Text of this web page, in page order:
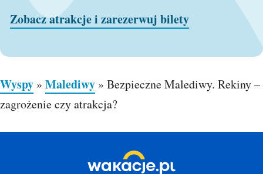
Zobacz atrakcje i zarezerwuj bilety
Wyspy » Malediwy » Bezpieczne Malediwy. Rekiny –
zagrożenie czy atrakcja?